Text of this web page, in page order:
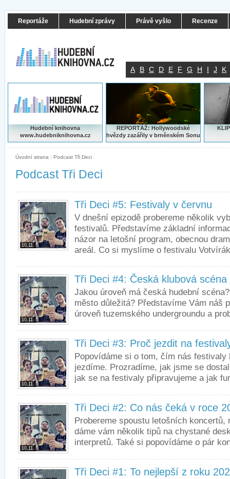
Reportáže Hudební zprávy Právě vyšlo Recenze
A B C D E F G H I J K
Hudební knihovna
www.hudebniknihovna.cz
REPORTÁŽ: Hollywoodské
hvězdy zazářily v brněnském Sonu
Úvodní strana | Podcast Tři Deci
Podcast Tři Deci
10.11.
Tři Deci #5: Festivaly v červnu
V dnešní epizodě probereme několik
festivalů. Představíme základní
názor na letošní program, obecnou
areál. Co si myslíme o festivalu
10.11.
Tři Deci #4: Česká klubová scéna
Jakou úroveň má česká hudební
město důležitá? Představíme Vám náš
úroveň tuzemského undergroundu a
10.11.
Tři Deci #3: Proč jezdit na
Popovídáme si o tom, čím nás festivaly
jezdíme. Prozradíme, jak jsme se
jak se na festivaly připravujeme a jak
10.11.
Tři Deci #2: Co nás čeká v roce
Probereme spoustu letošních koncertů,
dáme vám několik tipů na chystané
interpretů. Také si popovídáme o pár
Tři Deci #1: To nejlepší z roku